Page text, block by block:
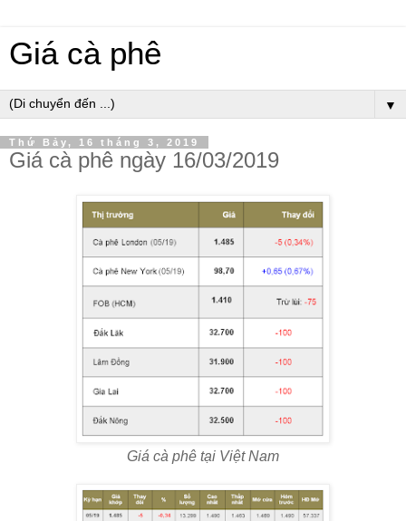
Giá cà phê
▼
Thứ Bảy, 16 tháng 3, 2019
Giá cà phê ngày 16/03/2019
Giá cà phê tại Việt Nam